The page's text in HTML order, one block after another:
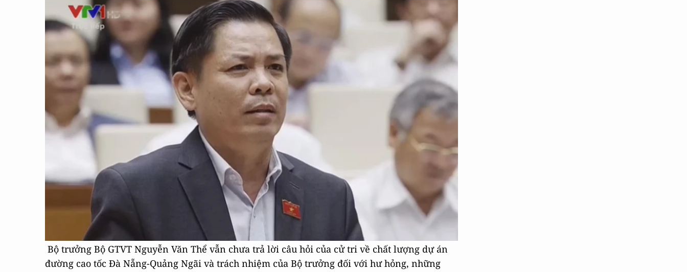
Bộ trưởng Bộ GTVT Nguyễn Văn Thể vẫn chưa trả lời câu hỏi của cử tri về chất lượng dự án
đường cao tốc Đà Nẵng-Quảng Ngãi và trách nhiệm của Bộ trưởng đối với hư hỏng, những